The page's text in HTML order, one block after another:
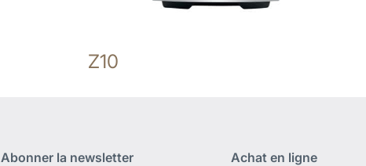
Z10
Abonner la newsletter Achat en ligne